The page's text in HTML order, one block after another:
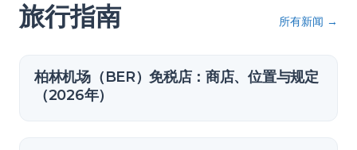
旅行指南 所有新闻 →
柏林机场（BER）免税店：商店、位置与规定
（2026年）